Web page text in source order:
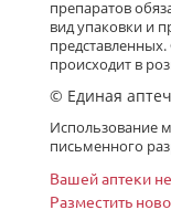
препаратов
вид упаковки и
происходит в
© Единая
Использование
письменного
Вашей аптеки
Разместить